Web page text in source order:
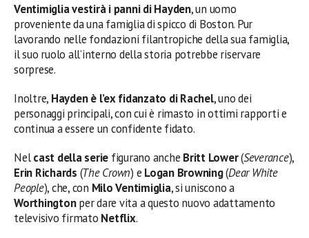
Ventimiglia vestirà i panni di Hayden, un uomo
proveniente da una famiglia di spicco di Boston. Pur
lavorando nelle fondazioni filantropiche della sua famiglia,
il suo ruolo all’interno della storia potrebbe riservare
sorprese.
Inoltre, Hayden è l’ex fidanzato di Rachel, uno dei
personaggi principali, con cui è rimasto in ottimi rapporti e
continua a essere un confidente fidato.
Nelcast della serie figurano anche Britt Lower(Severance),
Erin Richards (The Crown) e Logan Browning(Dear White
People), che, con Milo Ventimiglia, si uniscono a
Worthingtonper dare vita a questo nuovo adattamento
televisivo firmato Netflix.